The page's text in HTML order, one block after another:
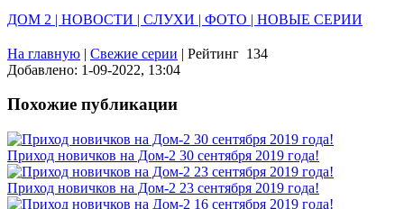
ДОМ 2 | НОВОСТИ | СЛУХИ | ФОТО | НОВЫЕ СЕРИИ
На главную | Свежие серии | Рейтинг 134
Добавлено: 1-09-2022, 13:04
Похожие публикации
Приход новичков на Дом-2 30 сентября 2019 года!
Приход новичков на Дом-2 23 сентября 2019 года!